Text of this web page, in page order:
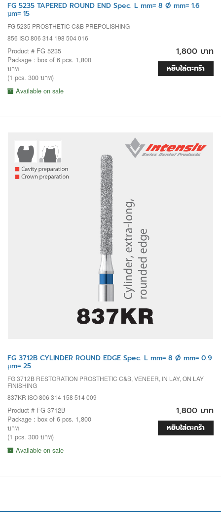
FG 5235 TAPERED ROUND END Spec. L mm= 8 Ø mm= 1.6
µm= 15
FG 5235 PROSTHETIC C&B PREPOLISHING
856 ISO 806 314 198 504 016
Product # FG 5235
Package : box of 6 pcs. 1,800
บาท
(1 pcs. 300 บาท)
Available on sale
1,800 บาท
หยิบใส่ตะกร้า
FG 3712B CYLINDER ROUND EDGE Spec. L mm= 8 Ø mm= 0.9
µm= 25
FG 3712B RESTORATION PROSTHETIC C&B, VENEER, IN LAY, ON LAY
FINISHING
837KR ISO 806 314 158 514 009
Product # FG 3712B
Package : box of 6 pcs. 1,800
บาท
(1 pcs. 300 บาท)
Available on sale
1,800 บาท
หยิบใส่ตะกร้า